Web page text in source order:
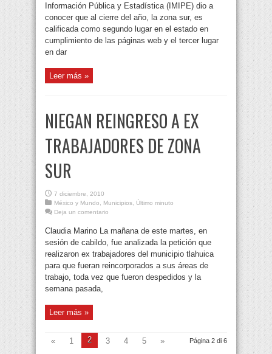
Información Pública y Estadística (IMIPE) dio a
conocer que al cierre del año, la zona sur, es
calificada como segundo lugar en el estado en
cumplimiento de las páginas web y el tercer lugar
en dar
Leer más »
NIEGAN REINGRESO A EX
TRABAJADORES DE ZONA
SUR
7 diciembre, 2010
México y Mundo, Municipios, Último minuto
Deja un comentario
Claudia Marino La mañana de este martes, en
sesión de cabildo, fue analizada la petición que
realizaron ex trabajadores del municipio tlahuica
para que fueran reincorporados a sus áreas de
trabajo, toda vez que fueron despedidos y la
semana pasada,
Leer más »
Página 2 di 6
« 1 2 3 4 5
»